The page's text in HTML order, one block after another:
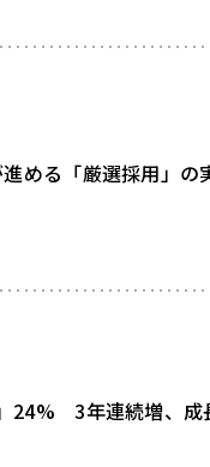
める「厳選採用」の
24% 3年連続増、成